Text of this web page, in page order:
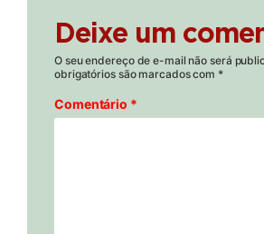
Deixe um
O seu endereço de e-mail não será
obrigatórios são marcados com *
Comentário *